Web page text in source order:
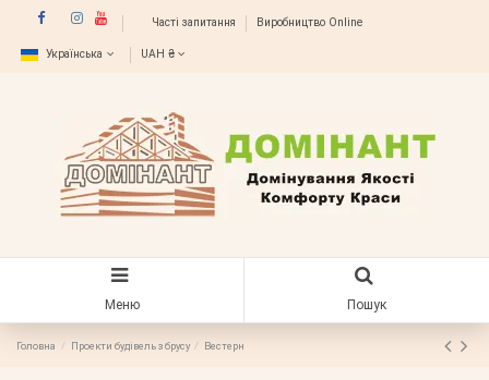
Часті запитання Виробництво Online
Українська UAH ₴
Меню Пошук
Головна Проекти будівель з брусу Вестерн